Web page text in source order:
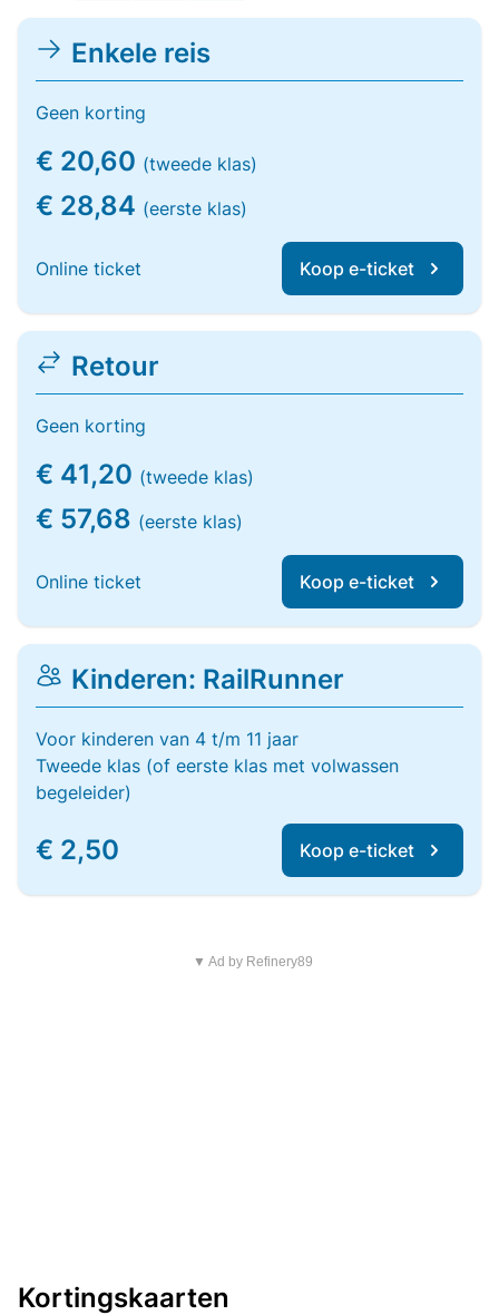
Enkele reis
Geen korting
€ 20,60 (tweede klas)
€ 28,84 (eerste klas)
Online ticket Koop e-ticket
Retour
Geen korting
€ 41,20 (tweede klas)
€ 57,68 (eerste klas)
Online ticket Koop e-ticket
Kinderen: RailRunner
Voor kinderen van 4 t/m 11 jaar
Tweede klas (of eerste klas met volwassen
begeleider)
€ 2,50 Koop e-ticket
▼ Ad by Refinery89
Kortingskaarten